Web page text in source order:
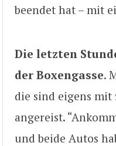
beendet hat – mit
Die letzten
der Boxengasse.
die sind eigens mit
angereist.
und beide Autos